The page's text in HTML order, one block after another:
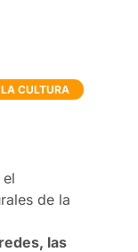
CULTURA
de la
las